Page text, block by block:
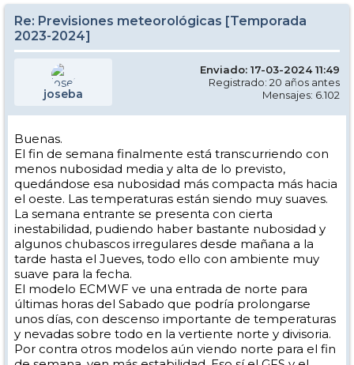
Re: Previsiones meteorológicas [Temporada
2023-2024]
joseba
Enviado: 17-03-2024 11:49
Registrado: 20 años antes
Mensajes: 6.102
Buenas.
El fin de semana finalmente está transcurriendo con
menos nubosidad media y alta de lo previsto,
quedándose esa nubosidad más compacta más hacia
el oeste. Las temperaturas están siendo muy suaves.
La semana entrante se presenta con cierta
inestabilidad, pudiendo haber bastante nubosidad y
algunos chubascos irregulares desde mañana a la
tarde hasta el Jueves, todo ello con ambiente muy
suave para la fecha.
El modelo ECMWF ve una entrada de norte para
últimas horas del Sabado que podría prolongarse
unos días, con descenso importante de temperaturas
y nevadas sobre todo en la vertiente norte y divisoria.
Por contra otros modelos aún viendo norte para el fin